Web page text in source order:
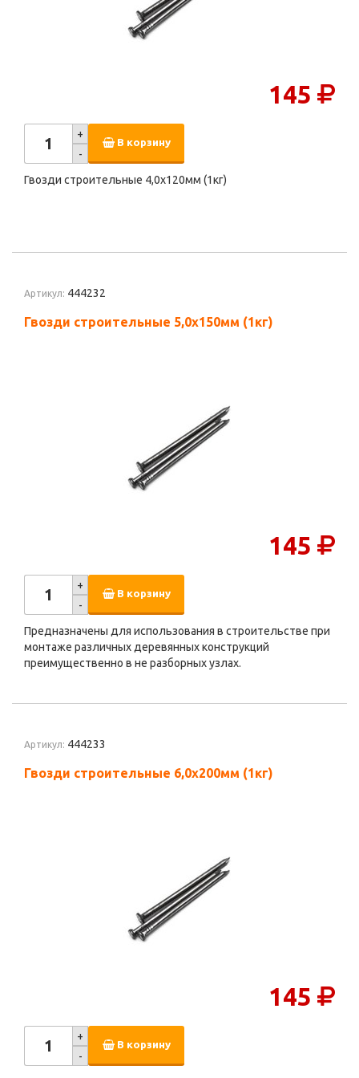
145
+
-
В корзину
Гвозди строительные 4,0х120мм (1кг)
Артикул: 444232
Гвозди строительные 5,0х150мм (1кг)
145
+
-
В корзину
Предназначены для использования в строительстве при
монтаже различных деревянных конструкций
преимущественно в не разборных узлах.
Артикул: 444233
Гвозди строительные 6,0х200мм (1кг)
145
+
-
В корзину